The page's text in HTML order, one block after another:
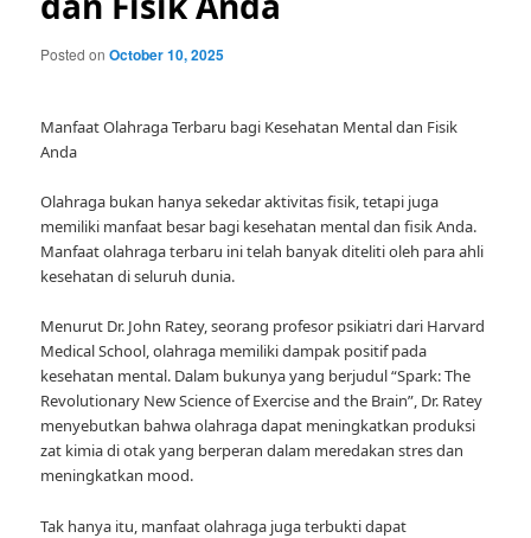
Posted onOctober 10, 2025
Manfaat Olahraga Terbaru bagi Kesehatan Mental dan Fisik
Anda
Olahraga bukan hanya sekedar aktivitas fisik, tetapi juga
memiliki manfaat besar bagi kesehatan mental dan fisik Anda.
Manfaat olahraga terbaru ini telah banyak diteliti oleh para ahli
kesehatan di seluruh dunia.
Menurut Dr. John Ratey, seorang profesor psikiatri dari Harvard
Medical School, olahraga memiliki dampak positif pada
kesehatan mental. Dalam bukunya yang berjudul “Spark: The
Revolutionary New Science of Exercise and the Brain”, Dr. Ratey
menyebutkan bahwa olahraga dapat meningkatkan produksi
zat kimia di otak yang berperan dalam meredakan stres dan
meningkatkan mood.
Tak hanya itu, manfaat olahraga juga terbukti dapat